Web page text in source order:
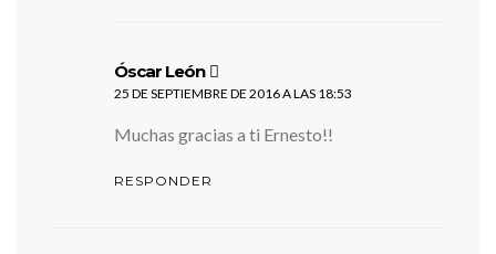
Óscar León
25 DE SEPTIEMBRE DE 2016 A LAS 18:53
Muchas gracias a ti Ernesto!!
RESPONDER